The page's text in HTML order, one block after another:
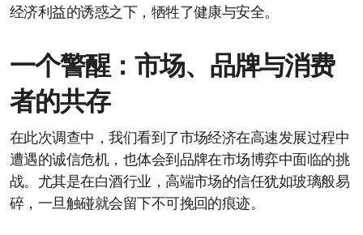
经济利益的诱惑之下，牺牲了健康与安全。
一个警醒：市场、品牌与消费
者的共存
在此次调查中，我们看到了市场经济在高速发展过程中
遭遇的诚信危机，也体会到品牌在市场博弈中面临的挑
战。尤其是在白酒行业，高端市场的信任犹如玻璃般易
碎，一旦触碰就会留下不可挽回的痕迹。